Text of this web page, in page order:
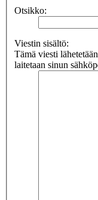
Otsikko:
Viestin sisältö:
Tämä viesti
laitetaan sinun